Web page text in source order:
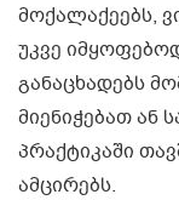
მოქალაქეებს,
უკვე
განაცხადებს
მიენიჭებათ ან
პრაქტიკაში
ამცირებს.